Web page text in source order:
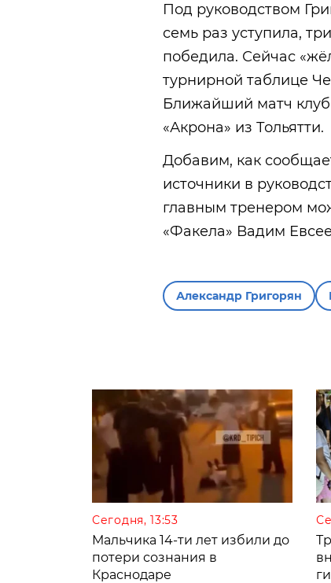
Под руководством
семь раз уступила,
победила. Сейчас
турнирной таблице
Ближайший матч клуб
«Акрона» из Тольятти.
Добавим, как
источники в
главным тренером
«Факела» Вадим
Александр Григорян
Сегодня, 13:53
Мальчика 14-ти лет избили до
потери сознания в
Краснодаре